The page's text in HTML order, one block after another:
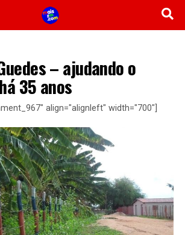
– ajudando o
35 anos
align="alignleft" width="700"]